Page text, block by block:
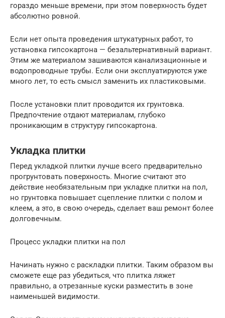
гораздо меньше времени, при этом поверхность будет
абсолютно ровной.
Если нет опыта проведения штукатурных работ, то
установка гипсокартона — безальтернативный вариант.
Этим же материалом зашиваются канализационные и
водопроводные трубы. Если они эксплуатируются уже
много лет, то есть смысл заменить их пластиковыми.
После установки плит проводится их грунтовка.
Предпочтение отдают материалам, глубоко
проникающим в структуру гипсокартона.
Укладка плитки
Перед укладкой плитки лучше всего предварительно
прогрунтовать поверхность. Многие считают это
действие необязательным при укладке плитки на пол,
но грунтовка повышает сцепление плитки с полом и
клеем, а это, в свою очередь, сделает ваш ремонт более
долговечным.
Процесс укладки плитки на пол
Начинать нужно с раскладки плитки. Таким образом вы
сможете еще раз убедиться, что плитка ляжет
правильно, а отрезанные куски разместить в зоне
наименьшей видимости.